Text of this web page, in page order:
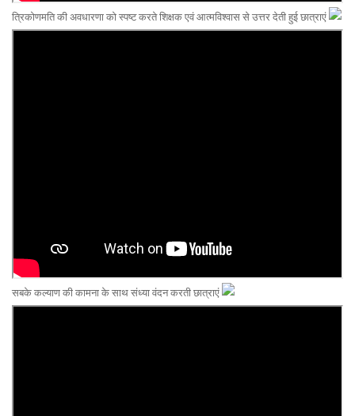
त्रिकोणमति की अवधारणा को स्पष्ट करते शिक्षक एवं आत्मविश्वास से उत्तर देती हुई छात्राएं
सबके कल्याण की कामना के साथ संध्या वंदन करती छात्राएं